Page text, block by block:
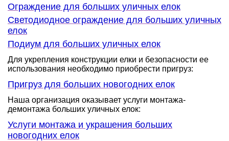
Ограждение для больших уличных елок
Светодиодное ограждение для больших уличных
елок
Подиум для больших уличных елок
Для укрепления конструкции елки и безопасности ее
использования необходимо приобрести пригруз:
Пригруз для больших новогодних елок
Наша организация оказывает услуги монтажа-
демонтажа больших уличных елок:
Услуги монтажа и украшения больших
новогодних елок